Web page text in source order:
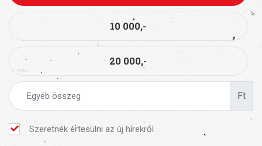
10 000,-
20 000,-
Ft
Szeretnék értesülni az új hírekről